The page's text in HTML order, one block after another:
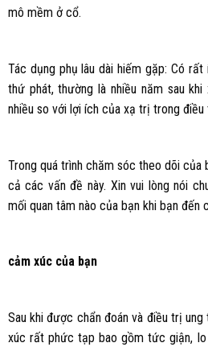
mô mềm ở cổ.
Tác dụng phụ lâu dài hiếm gặp: Có
thứ phát, thường là nhiều năm sau
nhiều so với lợi ích của xạ trị trong
Trong quá trình chăm sóc theo dõi
cả các vấn đề này. Xin vui lòng nói
mối quan tâm nào của bạn khi bạn đến
cảm xúc của bạn
Sau khi được chẩn đoán và điều trị
xúc rất phức tạp bao gồm tức giận, lo